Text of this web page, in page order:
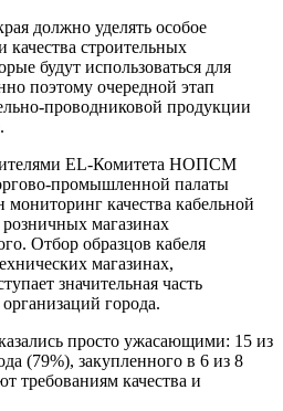
должно уделять особое
строительных
будут использоваться для
поэтому очередной этап
проводниковой продукции
EL-Комитета НОПСМ
промышленной палаты
мониторинг качества кабельной
магазинах
Отбор образцов кабеля
магазинах,
значительная часть
города.
просто ужасающими: 15 из
(79%), закупленного в 6 из 8
требованиям качества и